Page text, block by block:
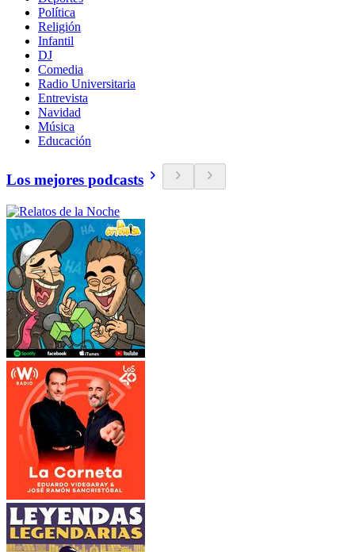
Política
Religión
Infantil
DJ
Comedia
Radio Universitaria
Entrevista
Navidad
Música
Educación
Los mejores podcasts